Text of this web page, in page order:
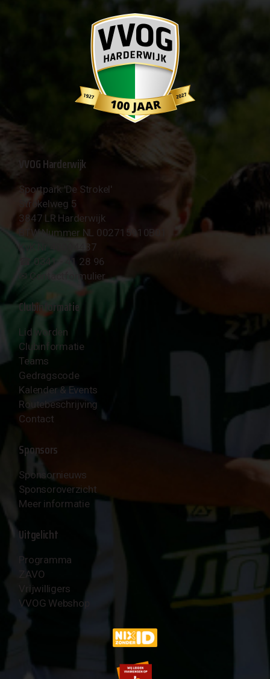
VVOG Harderwijk
Sportpark 'De Strokel'
Strokelweg 5
3847 LR Harderwijk
BTW Nummer NL 002715910B01
KvK Nr 40094437
☎︎ 0341 - 41 28 96
✉︎ Contactformulier
Clubinformatie
Lid worden
Clubinformatie
Teams
Gedragscode
Kalender & Events
Routebeschrijving
Contact
Sponsors
Sponsornieuws
Sponsoroverzicht
Meer informatie
Uitgelicht
Programma
ZAVO
Vrijwilligers
VVOG Webshop